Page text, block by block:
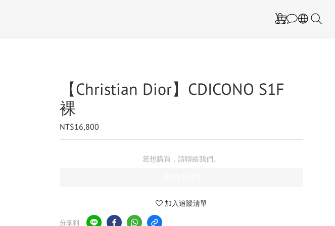
【Christian Dior】CDICONO S1F
裸
NT$16,800
若想購買，請聯絡我們。
加入追蹤清單
分享到